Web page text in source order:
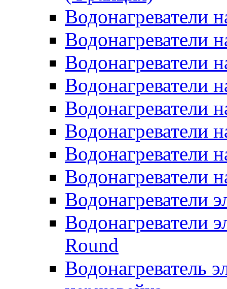
Водонагреватели
Водонагреватели
Водонагреватели
Водонагреватели
Водонагреватели
Водонагреватели
Водонагреватели
Водонагреватели
Водонагреватели
Водонагреватели
Round
Водонагреватель